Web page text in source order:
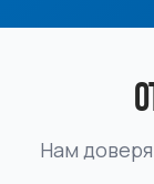
Нам